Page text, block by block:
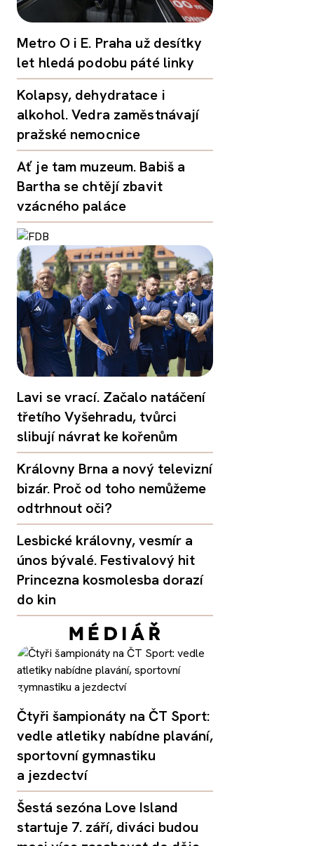
Metro O i E. Praha už desítky
let hledá podobu páté linky
Kolapsy, dehydratace i
alkohol. Vedra zaměstnávají
pražské nemocnice
Ať je tam muzeum. Babiš a
Bartha se chtějí zbavit
vzácného paláce
Lavi se vrací. Začalo natáčení
třetího Vyšehradu, tvůrci
slibují návrat ke kořenům
Královny Brna a nový televizní
bizár. Proč od toho nemůžeme
odtrhnout oči?
Lesbické královny, vesmír a
únos bývalé. Festivalový hit
Princezna kosmolesba dorazí
do kin
Čtyři šampionáty na ČT Sport:
vedle atletiky nabídne plavání,
sportovní gymnastiku
a jezdectví
Šestá sezóna Love Island
startuje 7. září, diváci budou